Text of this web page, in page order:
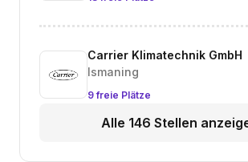
Carrier Klimatechnik GmbH
Ismaning
9 freie Plätze
Alle 146 Stellen